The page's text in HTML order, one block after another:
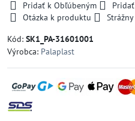
Pridať k Obľúbeným
Otázka k produktu
Kód: SK1_PA-31601001
Výrobca: Palaplast